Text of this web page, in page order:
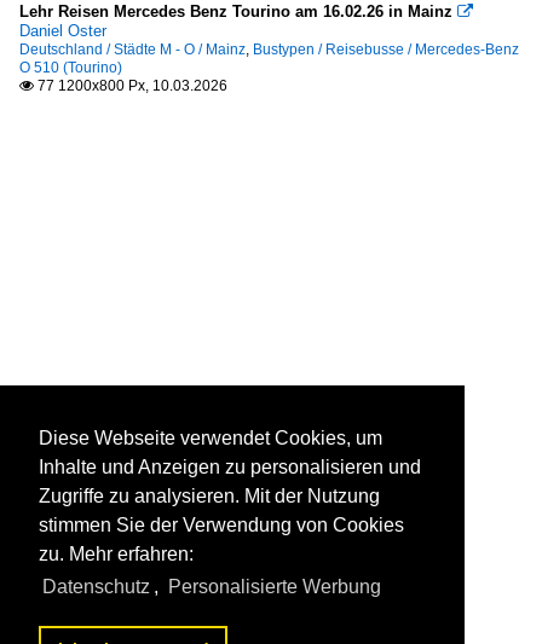
Lehr Reisen Mercedes Benz Tourino am 16.02.26 in Mainz 
Daniel Oster
Deutschland / Städte M - O / Mainz, Bustypen / Reisebusse / Mercedes-Benz
O 510 (Tourino)
 77 1200x800 Px, 10.03.2026
Diese Webseite verwendet Cookies, um
Inhalte und Anzeigen zu personalisieren und
Zugriffe zu analysieren. Mit der Nutzung
stimmen Sie der Verwendung von Cookies
zu. Mehr erfahren:
Datenschutz , Personalisierte Werbung